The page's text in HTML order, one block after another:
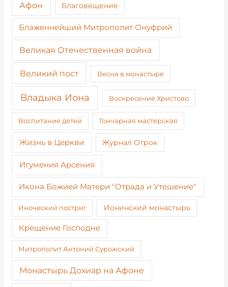
Афон Благовещение
Блаженнейший Митрополит Онуфрий
Великая Отечественная война
Великий пост Весна в монастыре
Владыка Иона Воскресение Христово
Воспитание детей Гончарная мастерская
Жизнь в Церкви Журнал Отрок
Игумения Арсения
Икона Божией Матери "Отрада и Утешение"
Иноческий постриг Ионинский монастырь
Крещение Господне
Митрополит Антоний Сурожский
Монастырь Дохиар на Афоне